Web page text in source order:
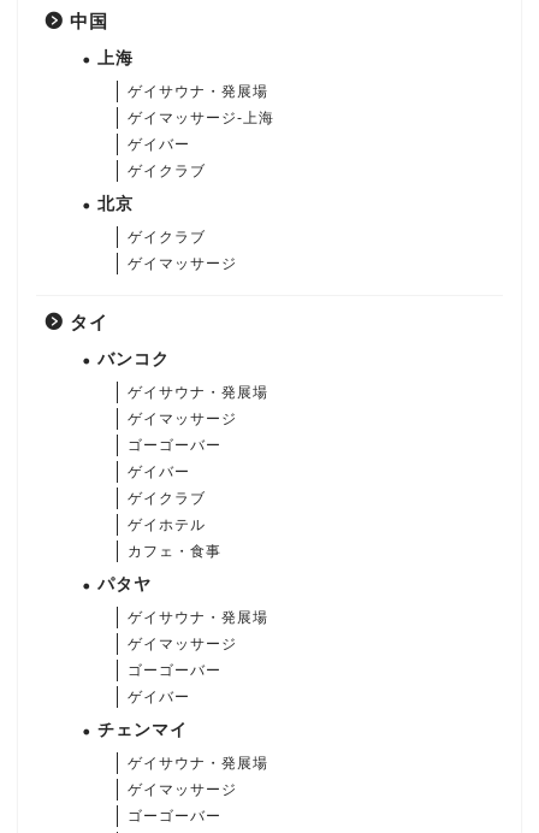
中国
上海
ゲイサウナ・発展場
ゲイマッサージ-上海
ゲイバー
ゲイクラブ
北京
ゲイクラブ
ゲイマッサージ
タイ
バンコク
ゲイサウナ・発展場
ゲイマッサージ
ゴーゴーバー
ゲイバー
ゲイクラブ
ゲイホテル
カフェ・食事
パタヤ
ゲイサウナ・発展場
ゲイマッサージ
ゴーゴーバー
ゲイバー
チェンマイ
ゲイサウナ・発展場
ゲイマッサージ
ゴーゴーバー